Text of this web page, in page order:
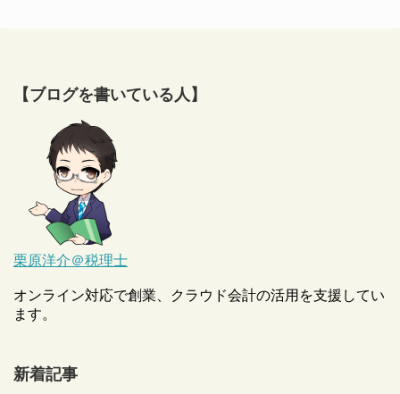
【ブログを書いている人】
栗原洋介＠税理士
オンライン対応で創業、クラウド会計の活用を支援してい
ます。
新着記事